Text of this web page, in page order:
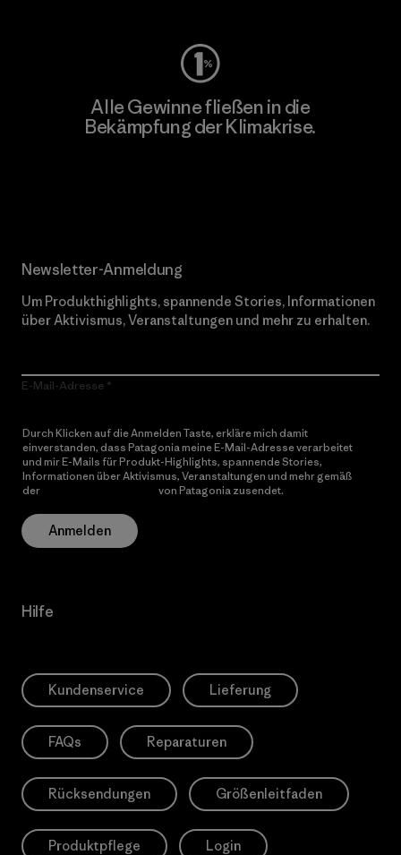
Alle Gewinne fließen in die
Bekämpfung der Klimakrise.
Newsletter-Anmeldung
Um Produkthighlights, spannende Stories, Informationen
über Aktivismus, Veranstaltungen und mehr zu erhalten.
E-Mail-Adresse
Durch Klicken auf die Anmelden Taste, erkläre mich damit
einverstanden, dass Patagonia meine E-Mail-Adresse verarbeitet
und mir E-Mails für Produkt-Highlights, spannende Stories,
Informationen über Aktivismus, Veranstaltungen und mehr gemäß
der
von Patagonia zusendet.
Anmelden
Hilfe
Kundenservice Lieferung
FAQs Reparaturen
Rücksendungen Größenleitfaden
Produktpflege Login